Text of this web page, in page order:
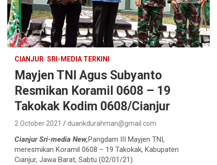
CIANJUR SRI-MEDIA TERKINI
Mayjen TNI Agus Subyanto
Resmikan Koramil 0608 – 19
Takokak Kodim 0608/Cianjur
2 October 2021 duankdurahman@gmail.com
Cianjur Sri-media New,Pangdam III Mayjen TNI,
meresmikan Koramil 0608 – 19 Takokak, Kabupaten
Cianjur, Jawa Barat, Sabtu (02/01/21).